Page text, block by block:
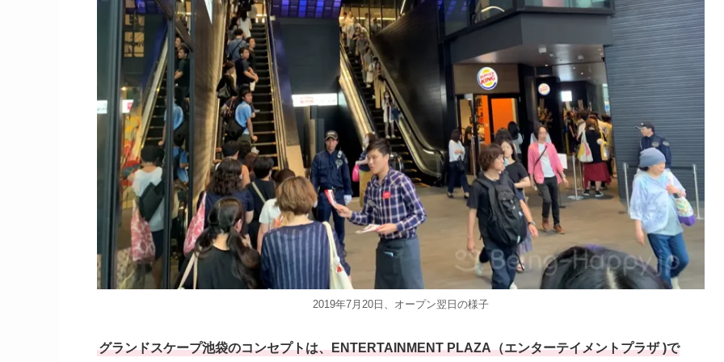
2019年7月20日、オープン翌日の様子
グランドスケープ池袋のコンセプトは、ENTERTAINMENT PLAZA（エンターテイメントプラザ )で